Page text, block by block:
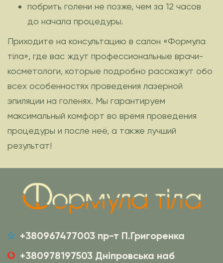
побрить голени не позже, чем за 12 часов
до начала процедуры.
Приходите на консультацию в салон «Формула
тіла», где вас ждут профессиональные врачи-
косметологи, которые подробно расскажут обо
всех особенностях проведения лазерной
эпиляции на голенях. Мы гарантируем
максимальный комфорт во время проведения
процедуры и после неё, а также лучший
результат!
+380967477003 пр-т П.Григоренка
+380978197503 Дніпровська наб